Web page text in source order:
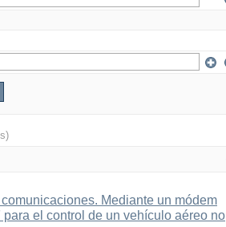
Mediante un módem
el control de un vehículo aéreo no